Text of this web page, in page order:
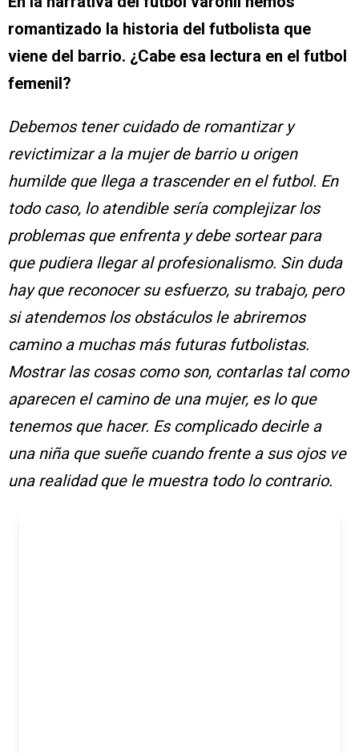
romantizado la historia del futbolista que
viene del barrio. ¿Cabe esa lectura en el futbol
femenil?
Debemos tener cuidado de romantizar y
revictimizar a la mujer de barrio u origen
humilde que llega a trascender en el futbol. En
todo caso, lo atendible sería complejizar los
problemas que enfrenta y debe sortear para
que pudiera llegar al profesionalismo. Sin duda
hay que reconocer su esfuerzo, su trabajo, pero
si atendemos los obstáculos le abriremos
camino a muchas más futuras futbolistas.
Mostrar las cosas como son, contarlas tal como
aparecen el camino de una mujer, es lo que
tenemos que hacer. Es complicado decirle a
una niña que sueñe cuando frente a sus ojos ve
una realidad que le muestra todo lo contrario.